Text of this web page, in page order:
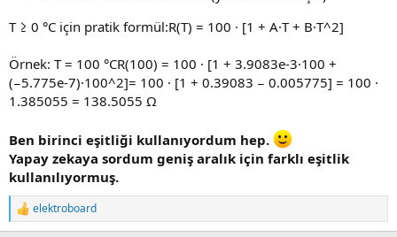
T ≥ 0 °C için pratik formül:R(T) = 100 · [1 + A·T + B·T^2]
Örnek: T = 100 °CR(100) = 100 · [1 + 3.9083e-3·100 +
(−5.775e-7)·100^2]= 100 · [1 + 0.39083 − 0.005775] = 100 ·
1.385055 = 138.5055 Ω
Ben birinci eşitliği kullanıyordum hep.
Yapay zekaya sordum geniş aralık için farklı eşitlik
kullanılıyormuş.
R
e
elektroboard